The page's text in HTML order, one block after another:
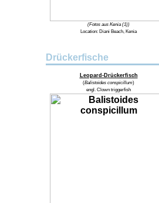
(Fotos aus Kenia (1))
Location: Diani Beach, Kenia
Drückerfische
Leopard-Drückerfisch
(Balistoides conspicillum)
engl. Clown triggerfish